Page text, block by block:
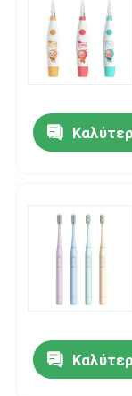
Προϊόντα
Βίντεο
Σχετικά με
Επισκεψή
Έλεγχος